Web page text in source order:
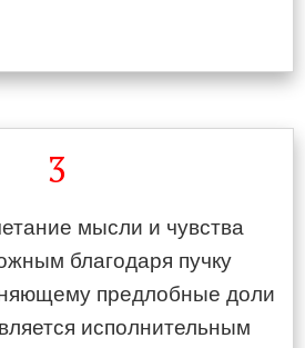
3
мысли и чувства
благодаря пучку
предлобные доли
исполнительным